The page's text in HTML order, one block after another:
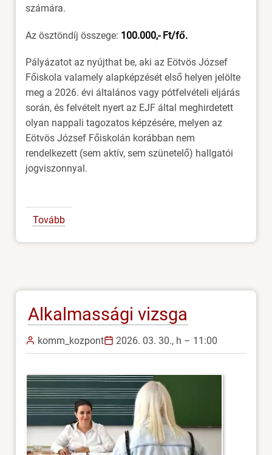
számára.
Az ösztöndíj összege: 100.000,- Ft/fő.
Pályázatot az nyújthat be, aki az Eötvös József
Főiskola valamely alapképzését első helyen jelölte
meg a 2026. évi általános vagy pótfelvételi eljárás
során, és felvételt nyert az EJF által meghirdetett
olyan nappali tagozatos képzésére, melyen az
Eötvös József Főiskolán korábban nem
rendelkezett (sem aktív, sem szünetelő) hallgatói
jogviszonnyal.
Tovább
jelentkezés)
Alkalmassági vizsga
komm_kozpont 2026. 03. 30., h – 11:00